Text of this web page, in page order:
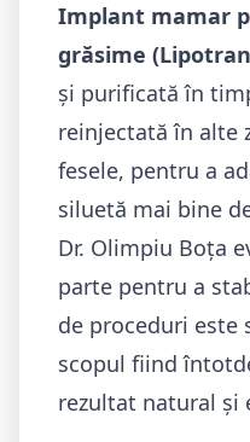
Implant mamar
grăsime
și purificată în
reinjectată în alte
fesele, pentru a
siluetă mai bine
Dr. Olimpiu Boța
parte pentru a
de proceduri este
scopul fiind
rezultat natural și